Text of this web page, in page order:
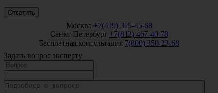
Москва +7(499) 325-45-68
Санкт-Петербург +7(812) 467-40-78
Бесплатная консультация 7(800) 350-23-68
Задать вопрос эксперту